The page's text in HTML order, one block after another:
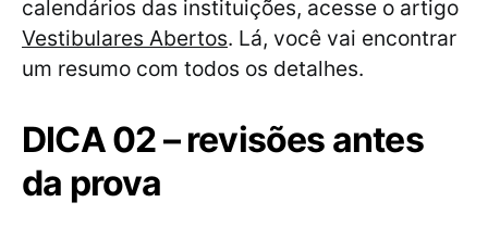
calendários das instituições, acesse o artigo
Vestibulares Abertos. Lá, você vai encontrar
um resumo com todos os detalhes.
DICA 02 – revisões antes
da prova